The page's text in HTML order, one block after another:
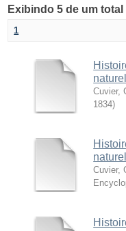
Exibindo 5 de um
1
Cuvier,
1834)
Cuvier,